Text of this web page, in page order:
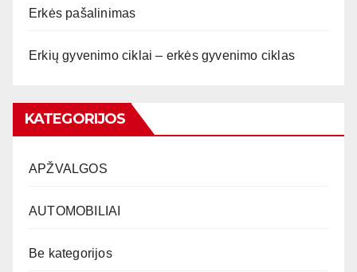
Erkės pašalinimas
Erkių gyvenimo ciklai – erkės gyvenimo ciklas
KATEGORIJOS
APŽVALGOS
AUTOMOBILIAI
Be kategorijos